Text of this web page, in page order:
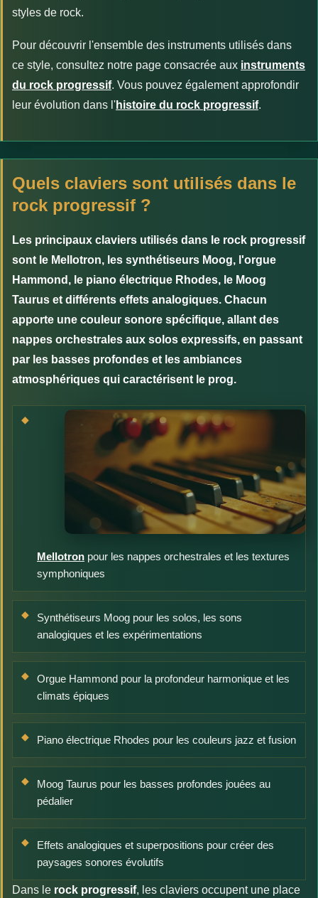
styles de rock.
Pour découvrir l'ensemble des instruments utilisés dans
ce style, consultez notre page consacrée aux instruments
du rock progressif. Vous pouvez également approfondir
leur évolution dans l'histoire du rock progressif.
Quels claviers sont utilisés dans le
rock progressif ?
Les principaux claviers utilisés dans le rock progressif
sont le Mellotron, les synthétiseurs Moog, l'orgue
Hammond, le piano électrique Rhodes, le Moog
Taurus et différents effets analogiques. Chacun
apporte une couleur sonore spécifique, allant des
nappes orchestrales aux solos expressifs, en passant
par les basses profondes et les ambiances
atmosphériques qui caractérisent le prog.
Mellotron pour les nappes orchestrales et les textures
symphoniques
Synthétiseurs Moog pour les solos, les sons
analogiques et les expérimentations
Orgue Hammond pour la profondeur harmonique et les
climats épiques
Piano électrique Rhodes pour les couleurs jazz et fusion
Moog Taurus pour les basses profondes jouées au
pédalier
Effets analogiques et superpositions pour créer des
paysages sonores évolutifs
Dans le rock progressif, les claviers occupent une place